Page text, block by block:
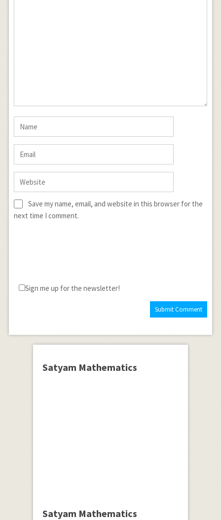
Save my name, email, and website in this browser for the
next time I comment.
Sign me up for the newsletter!
Satyam Mathematics
Satyam Mathematics